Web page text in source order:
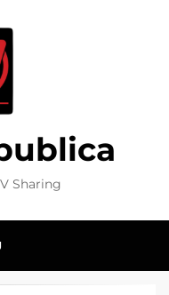
Sharing